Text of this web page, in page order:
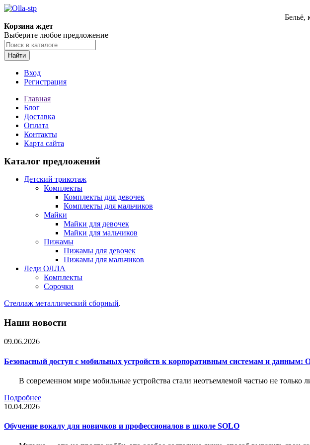
Бельё,
Корзина ждет
Выберите любое предложение
Найти
Вход
Регистрация
Главная
Блог
Доставка
Оплата
Контакты
Карта сайта
Каталог предложений
Детский трикотаж
Комплекты
Комплекты для девочек
Комплекты для мальчиков
Майки
Майки для девочек
Майки для мальчиков
Пижамы
Пижамы для девочек
Пижамы для мальчиков
Леди ОЛЛА
Комплекты
Сорочки
Стеллаж металлический сборный.
Наши новости
09.06.2026
Безопасный доступ с мобильных устройств к корпоративным системам и данным:
В современном мире мобильные устройства стали неотъемлемой частью не только
Подробнее
10.04.2026
Обучение вокалу для новичков и профессионалов в школе SOLO